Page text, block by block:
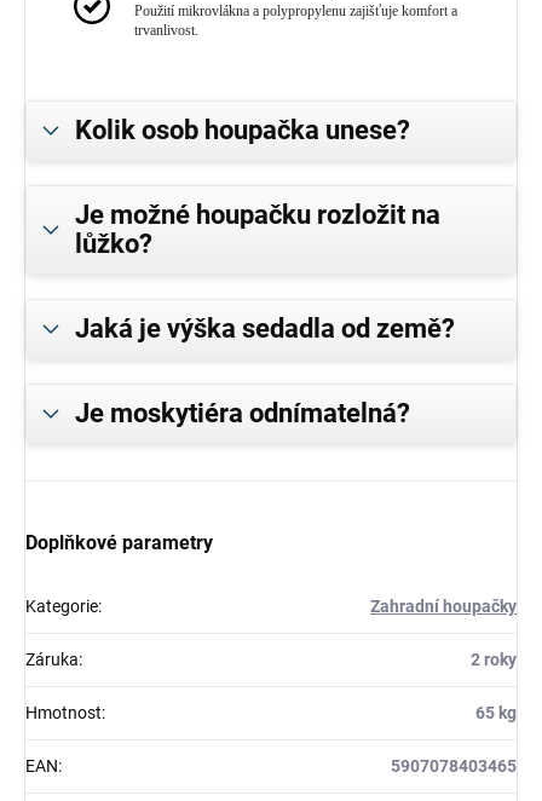
Použití mikrovlákna a polypropylenu zajišťuje komfort a
trvanlivost.
Kolik osob houpačka unese?
Je možné houpačku rozložit na
lůžko?
Jaká je výška sedadla od země?
Je moskytiéra odnímatelná?
Doplňkové parametry
Kategorie: Zahradní houpačky
Záruka: 2 roky
Hmotnost: 65 kg
EAN: 5907078403465